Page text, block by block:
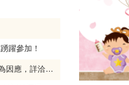
躍參加！
洽NCC官網